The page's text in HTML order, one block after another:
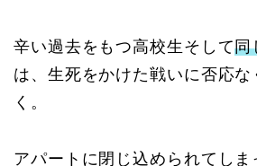
辛い過去をもつ高校生そして同
は、生死をかけた戦いに否応な
く。
アパートに閉じ込められてしま